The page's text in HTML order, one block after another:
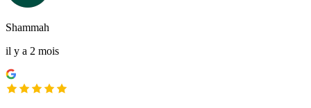
Shammah
il y a 2 mois